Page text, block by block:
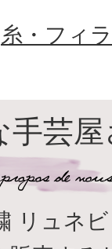
糸・フィ
手芸
リュネビ